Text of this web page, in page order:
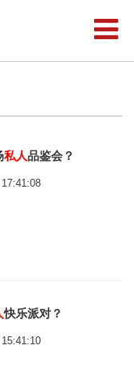
私人品鉴会？
快乐派对？